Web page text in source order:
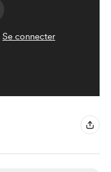
Se connecter